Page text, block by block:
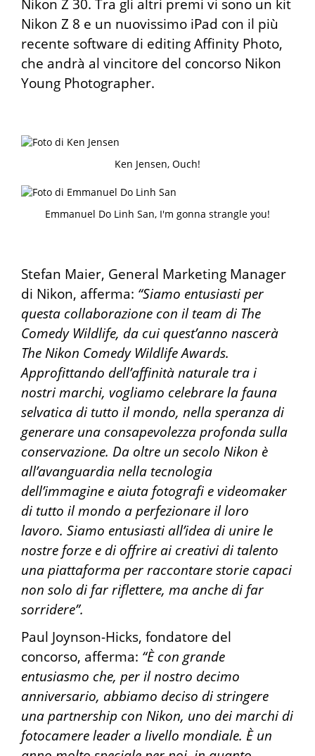
Nikon Z 30. Tra gli altri premi vi sono un kit
Nikon Z 8 e un nuovissimo iPad con il più
recente software di editing Affinity Photo,
che andrà al vincitore del concorso Nikon
Young Photographer.
Ken Jensen, Ouch!
Emmanuel Do Linh San, I'm gonna strangle you!
Stefan Maier, General Marketing Manager
di Nikon, afferma: “Siamo entusiasti per
questa collaborazione con il team di The
Comedy Wildlife, da cui quest’anno nascerà
The Nikon Comedy Wildlife Awards.
Approfittando dell’affinità naturale tra i
nostri marchi, vogliamo celebrare la fauna
selvatica di tutto il mondo, nella speranza di
generare una consapevolezza profonda sulla
conservazione. Da oltre un secolo Nikon è
all’avanguardia nella tecnologia
dell’immagine e aiuta fotografi e videomaker
di tutto il mondo a perfezionare il loro
lavoro. Siamo entusiasti all’idea di unire le
nostre forze e di offrire ai creativi di talento
una piattaforma per raccontare storie capaci
non solo di far riflettere, ma anche di far
sorridere”.
Paul Joynson-Hicks, fondatore del
concorso, afferma: “È con grande
entusiasmo che, per il nostro decimo
anniversario, abbiamo deciso di stringere
una partnership con Nikon, uno dei marchi di
fotocamere leader a livello mondiale. È un